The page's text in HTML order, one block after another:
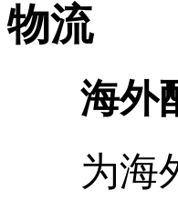
物流
海外
为海